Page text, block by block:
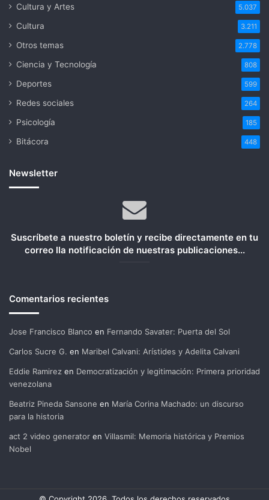
Cultura y Artes 5.037
Cultura 3.211
Otros temas 2.778
Ciencia y Tecnología 808
Deportes 599
Redes sociales 264
Psicología 185
Bitácora 448
Newsletter
Suscríbete a nuestro boletín y recibe directamente en tu
correo lla notificación de nuestras publicaciones...
Comentarios recientes
Jose Francisco Blanco en Fernando Savater: Puerta del Sol
Carlos Sucre G. en Maribel Calvani: Arístides y Adelita Calvani
Eddie Ramirez en Democratización y legitimación: Primera prioridad
venezolana
Beatriz Pineda Sansone en María Corina Machado: un discurso
para la historia
act 2 video generator en Villasmil: Memoria histórica y Premios
Nobel